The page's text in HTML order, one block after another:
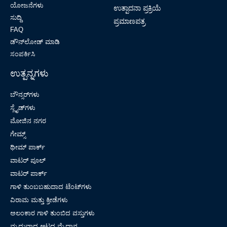
ಯೋಜನೆಗಳು
ಸುದ್ದಿ
FAQ
ಡೌನ್‌ಲೋಡ್ ಮಾಡಿ
ಸಂಪರ್ಕಿಸಿ
ಉತ್ಪಾದನಾ ಪ್ರಕ್ರಿಯೆ
ಪ್ರಮಾಣಪತ್ರ
ಉತ್ಪನ್ನಗಳು
ಬೌನ್ಸರ್‌ಗಳು
ಸ್ಲೈಡ್‌ಗಳು
ಮೋಜಿನ ನಗರ
ಗೇಮ್ಸ್
ಥೀಮ್ ಪಾರ್ಕ್
ವಾಟರ್ ಪೂಲ್
ವಾಟರ್ ಪಾರ್ಕ್
ಗಾಳಿ ತುಂಬಬಹುದಾದ ಟೆಂಟ್‌ಗಳು
ವಿರಾಮ ಮತ್ತು ಕ್ರೀಡೆಗಳು
ಅಲಂಕಾರ ಗಾಳಿ ತುಂಬಿದ ವಸ್ತುಗಳು